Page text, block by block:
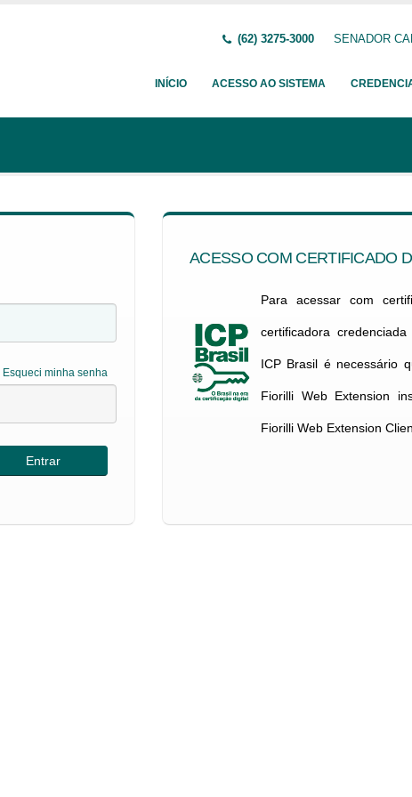
(62) 3275-3000 SENADOR
INÍCIO ACESSO AO SISTEMA
Esqueci minha senha
ACESSO COM CERTIFICADO
Para acessar com
certificadora
ICP Brasil é necessário
Fiorilli Web Extension
Fiorilli Web Extension